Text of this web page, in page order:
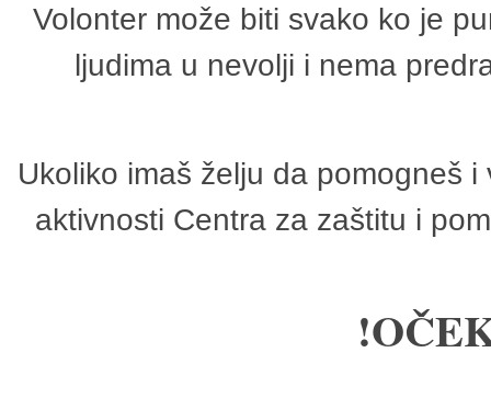
Volonter može biti svako ko je
ljudima u nevolji i nema
Ukoliko imaš želju da pomogneš
aktivnosti Centra za zaštitu i